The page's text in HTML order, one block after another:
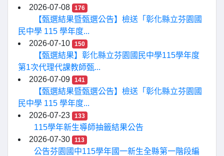
2026-07-08
176
【甄選結果暨甄選公告】檢送「彰化縣立芬園國
民中學 115 學年度...
2026-07-10
150
【甄選結果】彰化縣立芬園國民中學115學年度
第1次代理代課教師甄...
2026-07-09
141
【甄選結果暨甄選公告】檢送「彰化縣立芬園國
民中學 115 學年度...
2026-07-23
133
115學年新生導師抽籤結果公告
2026-07-30
113
公告芬園國中115學年國一新生全縣第一階段編